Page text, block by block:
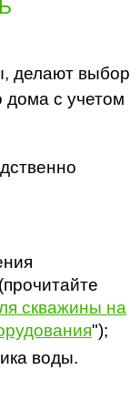
делают выбор
дома с учетом
скважины на
");
воды.